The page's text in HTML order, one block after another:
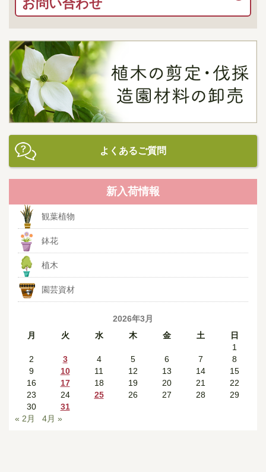
お問い合わせ
よくあるご質問
新入荷情報
観葉植物
鉢花
植木
園芸資材
2026年3月
月
火 水 木 金 土
日
1
2
3 4 5 6 7
8
9
10 11 12 13 14
15
16
17 18 19 20 21
22
23
24 25 26 27 28
29
30
31
« 2月
4月 »